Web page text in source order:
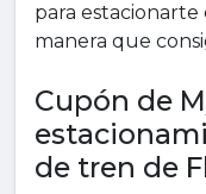
para
manera que
Cupón de
de tren de